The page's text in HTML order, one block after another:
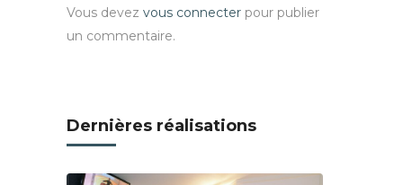
Vous devez vous connecter pour publier
un commentaire.
Dernières réalisations